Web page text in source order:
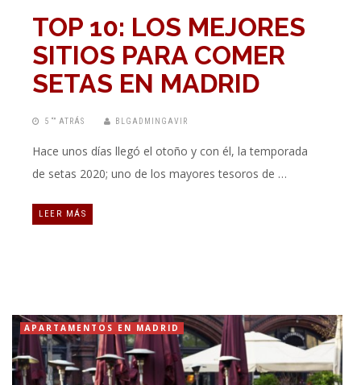
TOP 10: LOS MEJORES
SITIOS PARA COMER
SETAS EN MADRID
5 “” ATRÁS BLGADMINGAVIR
Hace unos días llegó el otoño y con él, la temporada
de setas 2020; uno de los mayores tesoros de …
LEER MÁS
APARTAMENTOS EN MADRID